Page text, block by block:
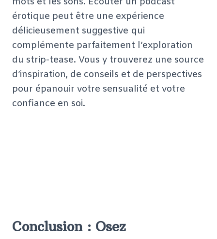
érotique peut être une expérience
délicieusement suggestive qui
complémente parfaitement l’exploration
du strip-tease. Vous y trouverez une source
d’inspiration, de conseils et de perspectives
pour épanouir votre sensualité et votre
confiance en soi.
Conclusion : Osez